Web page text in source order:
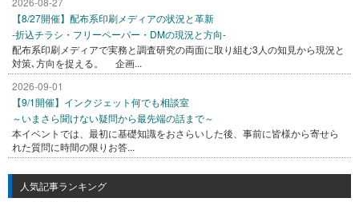
【8/27開催】配布系印刷メディアの状況と革新
-折込チラシ・フリーペーパー・DMの現況と方向-
配布系印刷メディアで実務と調査研究の両面に取り組む3人の知見から現況と
対策､方向を捉える。 企画...
2026-09-01
【9/1開催】インクジェット何でも相談室
～いまさら聞けない疑問から最先端の話まで～
本イベントでは、最初に基礎知識をおさらいした後、事前に皆様から寄せら
れた質問に時間の限りお答...
人気記事ランキング